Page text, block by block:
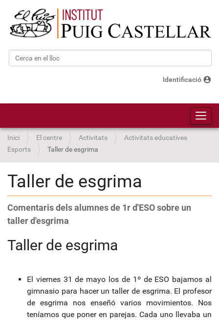
Cerca
Identificació account_circle
Inici El centre Activitats
Activitats educatives
Esports
Taller de esgrima
Taller de esgrima
Comentaris dels alumnes de 1r d'ESO sobre un
taller d'esgrima
Taller de esgrima
El viernes 31 de mayo los de 1º de ESO bajamos al
gimnasio para hacer un taller de esgrima. El profesor
de esgrima nos enseñó varios movimientos. Nos
teníamos que poner en parejas. Cada uno llevaba un